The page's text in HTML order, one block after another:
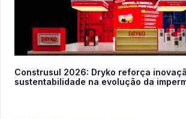
Construsul 2026: Dryko reforça
sustentabilidade na evolução da